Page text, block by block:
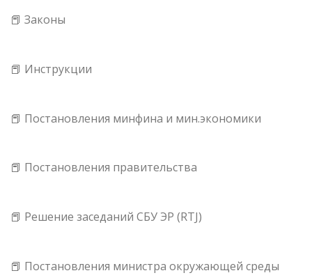
📕 Законы
📕 Инструкции
📕 Постановления минфина и мин.экономики
📕 Постановления правительства
📕 Решение заседаний СБУ ЭР (RTJ)
📕 Постановления министра окружающей среды